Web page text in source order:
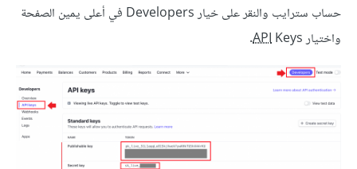
حساب سترايب والنقر على خيار Developers في أعلى يمين الصفحة
واختيار
APIKeys.